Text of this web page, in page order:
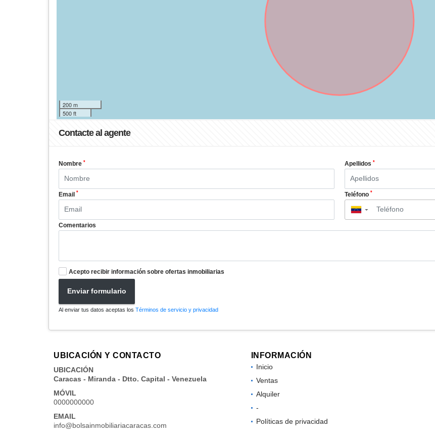
200 m
500 ft
Contacte al agente
Nombre * Apellidos *
Email * Teléfono *
▼
Comentarios
Acepto recibir información sobre ofertas inmobiliarias
Enviar formulario
Al enviar tus datos aceptas los Términos de servicio y privacidad
UBICACIÓN Y CONTACTO
UBICACIÓN
Caracas - Miranda - Dtto. Capital - Venezuela
MÓVIL
0000000000
EMAIL
info@bolsainmobiliariacaracas.com
INFORMACIÓN
Inicio
Ventas
Alquiler
-
Políticas de privacidad